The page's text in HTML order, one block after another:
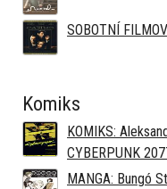
SOBOTNÍ
Komiks
KOMIKS:
CYBERPUNK
MANGA: Bungó